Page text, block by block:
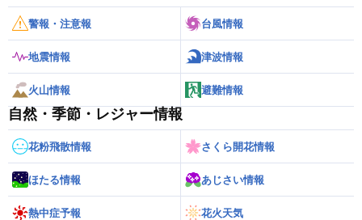
警報・注意報 台風情報
地震情報 津波情報
火山情報 避難情報
自然・季節・レジャー情報
花粉飛散情報 さくら開花情報
ほたる情報 あじさい情報
熱中症予報 花火天気